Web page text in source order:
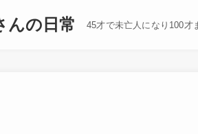
んの日常 45才で未亡人になり100才